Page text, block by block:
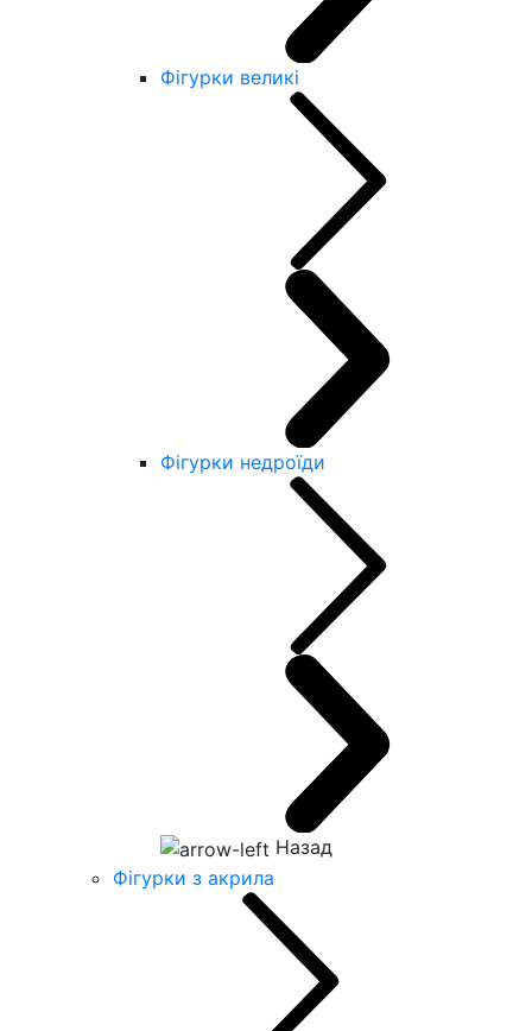
Фігурки великі
Фігурки недроїди
Назад
Фігурки з акрила